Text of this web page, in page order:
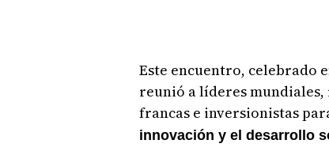
Este encuentro, celebrado
reunió a líderes
francas e inversionistas
innovación y el desarrollo